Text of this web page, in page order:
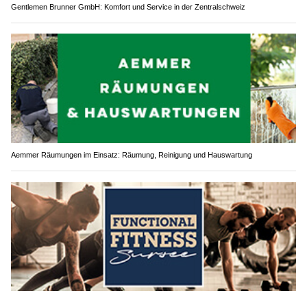
Gentlemen Brunner GmbH: Komfort und Service in der Zentralschweiz
Aemmer Räumungen im Einsatz: Räumung, Reinigung und Hauswartung